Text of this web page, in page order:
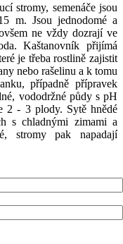
stromy, semenáče jsou
m. Jsou jednodomé a
ne vždy dozrají ve
Kaštanovník přijímá
je třeba rostlině zajistit
nebo rašelinu a k tomu
případně přípravek
vododržné půdy s pH
2 - 3 plody. Sytě hnědé
s chladnými zimami a
stromy pak napadají